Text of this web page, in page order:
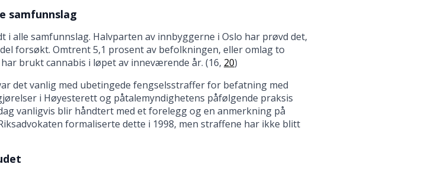
samfunnslag
i alle samfunnslag. Halvparten av innbyggerne i Oslo har prøvd det,
forsøkt. Omtrent 5,1 prosent av befolkningen, eller omlag to
brukt cannabis i løpet av inneværende år. (16, 20)
det vanlig med ubetingede fengselsstraffer for befatning med
i Høyesterett og påtalemyndighetens påfølgende praksis
vanligvis blir håndtert med et forelegg og en anmerkning på
formaliserte dette i 1998, men straffene har ikke blitt